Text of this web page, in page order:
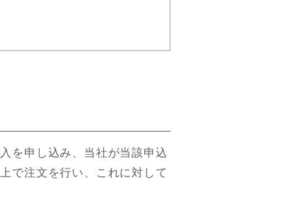
を申し込み、当社が当該申込
で注文を行い、これに対して